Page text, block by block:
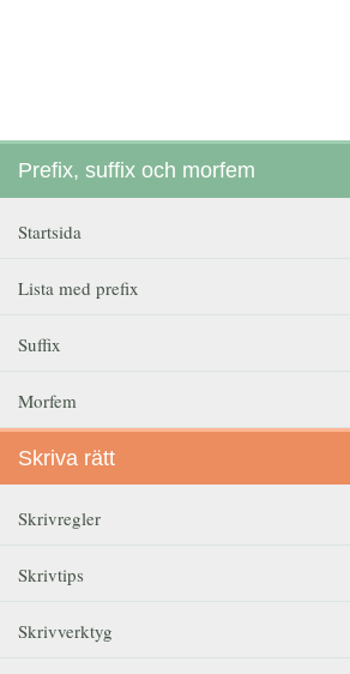
Prefix, suffix och morfem
Startsida
Lista med prefix
Suffix
Morfem
Skriva rätt
Skrivregler
Skrivtips
Skrivverktyg